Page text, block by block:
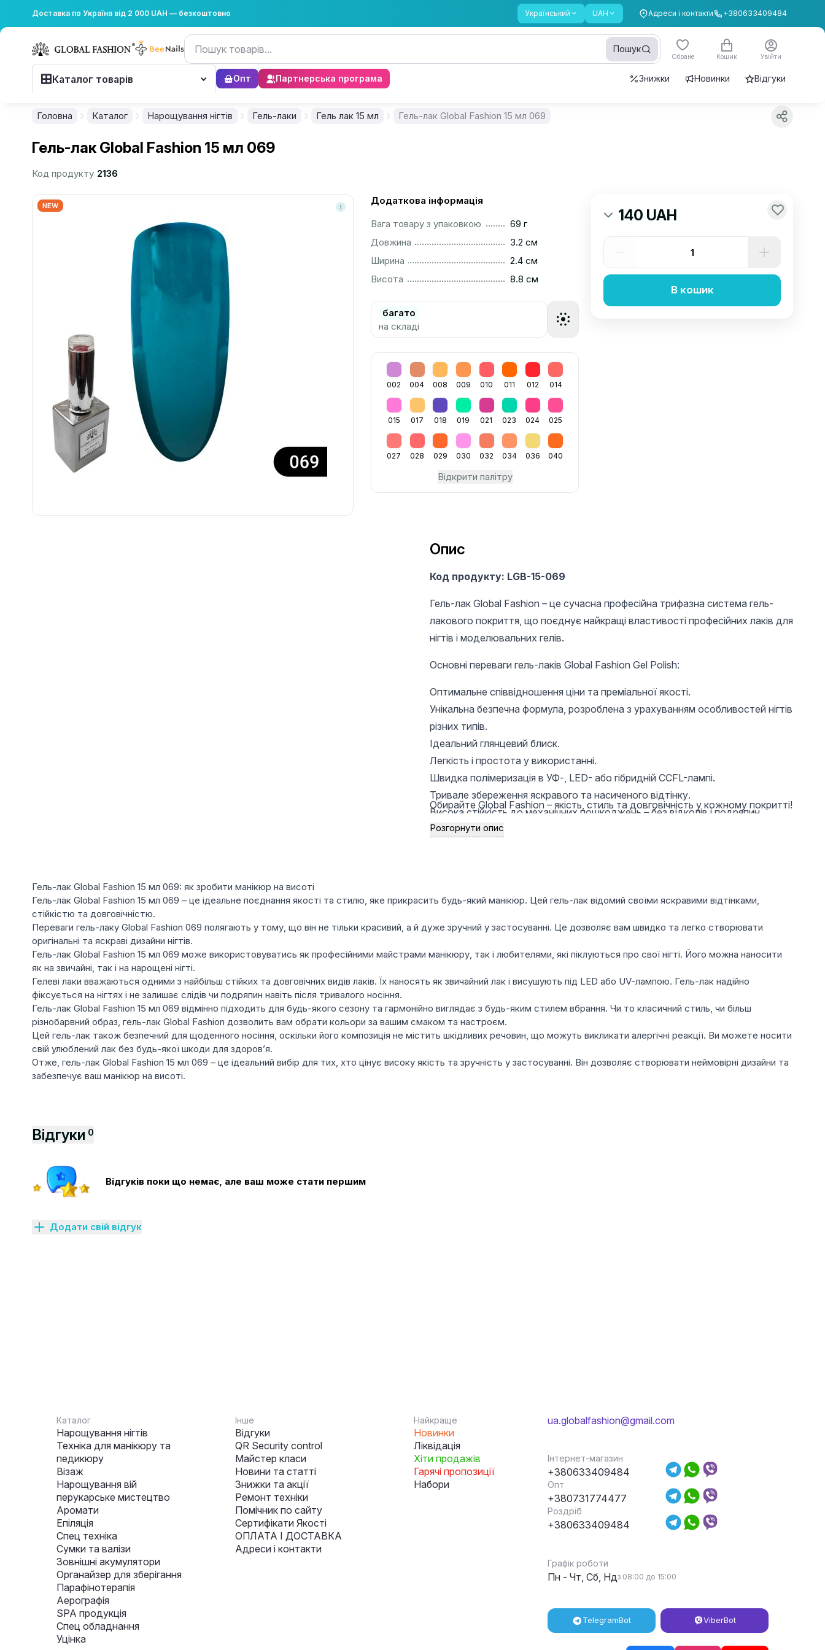
Доставка по Україна від 2 000 UAH — безкоштовно Український UAH Адреси і контакти +380633409484
Пошук
Обране Кошик Увійти
Каталог товарів Опт Партнерська програма Знижки Новинки Відгуки
Головна Каталог Нарощування нігтів Гель-лаки Гель лак 15 мл Гель-лак Global Fashion 15 мл 069
Гель-лак Global Fashion 15 мл 069
Код продукту 2136
NEW
Додаткова інформація
Вага товару з упаковкою
69 г
Довжина
3.2 см
Ширина
2.4 см
Висота
8.8 см
багато
на складі
002 004 008 009 010 011 012 014
015 017 018 019 021 023 024 025
027 028 029 030 032 034 036 040
Відкрити палітру
140 UAH
В кошик
Опис
Код продукту: LGB-15-069
Гель-лак Global Fashion – це сучасна професійна трифазна система гель-
лакового покриття, що поєднує найкращі властивості професійних лаків для
нігтів і моделювальних гелів.
Основні переваги гель-лаків Global Fashion Gel Polish:
Оптимальне співвідношення ціни та преміальної якості.
Унікальна безпечна формула, розроблена з урахуванням особливостей нігтів
різних типів.
Ідеальний глянцевий блиск.
Легкість і простота у використанні.
Швидка полімеризація в УФ-, LED- або гібридній CCFL-лампі.
Тривале збереження яскравого та насиченого відтінку.
Висока стійкість до механічних пошкоджень – без відколів і подряпин
протягом усього періоду носіння.
найвибагливіший смак і складуть конкуренцію світовим брендам.
Обирайте Global Fashion – якість, стиль та довговічність у кожному покритті!
Розгорнути опис
Гель-лак Global Fashion 15 мл 069: як зробити манікюр на висоті
Гель-лак Global Fashion 15 мл 069 – це ідеальне поєднання якості та стилю, яке прикрасить будь-який манікюр. Цей гель-лак відомий своїми яскравими відтінками,
стійкістю та довговічністю.
Переваги гель-лаку Global Fashion 069 полягають у тому, що він не тільки красивий, а й дуже зручний у застосуванні. Це дозволяє вам швидко та легко створювати
оригінальні та яскраві дизайни нігтів.
Гель-лак Global Fashion 15 мл 069 може використовуватись як професійними майстрами манікюру, так і любителями, які піклуються про свої нігті. Його можна наносити
як на звичайні, так і на нарощені нігті.
Гелеві лаки вважаються одними з найбільш стійких та довговічних видів лаків. Їх наносять як звичайний лак і висушують під LED або UV-лампою. Гель-лак надійно
фіксується на нігтях і не залишає слідів чи подряпин навіть після тривалого носіння.
Гель-лак Global Fashion 15 мл 069 відмінно підходить для будь-якого сезону та гармонійно виглядає з будь-яким стилем вбрання. Чи то класичний стиль, чи більш
різнобарвний образ, гель-лак Global Fashion дозволить вам обрати кольори за вашим смаком та настроєм.
Цей гель-лак також безпечний для щоденного носіння, оскільки його композиція не містить шкідливих речовин, що можуть викликати алергічні реакції. Ви можете носити
свій улюблений лак без будь-якої шкоди для здоров’я.
Отже, гель-лак Global Fashion 15 мл 069 – це ідеальний вибір для тих, хто цінує високу якість та зручність у застосуванні. Він дозволяє створювати неймовірні дизайни та
забезпечує ваш манікюр на висоті.
Відгуки 0
Відгуків поки що немає, але ваш може стати першим
Додати свій відгук
Каталог
Нарощування нігтів
Техніка для манікюру та
педикюру
Візаж
Нарощування вій
перукарське мистецтво
Аромати
Епіляція
Спец техніка
Сумки та валізи
Зовнішні акумулятори
Органайзер для зберігання
Парафінотерапія
Аерографія
SPA продукція
Спец обладнання
Уцінка
Інше
Відгуки
QR Security control
Майстер класи
Новини та статті
Знижки та акції
Ремонт техніки
Помічник по сайту
Сертифікати Якості
ОПЛАТА І ДОСТАВКА
Адреси і контакти
Найкраще
Новинки
Ліквідація
Хіти продажів
Гарячі пропозиції
Набори
ua.globalfashion@gmail.com
Інтернет-магазин
+380633409484
Опт
+380731774477
Роздріб
+380633409484
Графік роботи
Пн - Чт, Сб, Ндз 08:00 до 15:00
TelegramBot ViberBot